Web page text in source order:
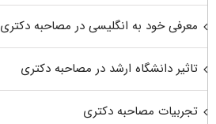
معرفی خود به انگلیسی در مصاحبه دکتری
تاثیر دانشگاه ارشد در مصاحبه دکتری
تجربیات مصاحبه دکتری